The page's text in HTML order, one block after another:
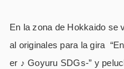
En la zona de Hokkaido se
al originales para la gira
er ♪ Goyuru SDGs-” y